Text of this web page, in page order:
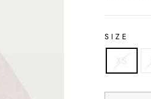
SIZE
XS